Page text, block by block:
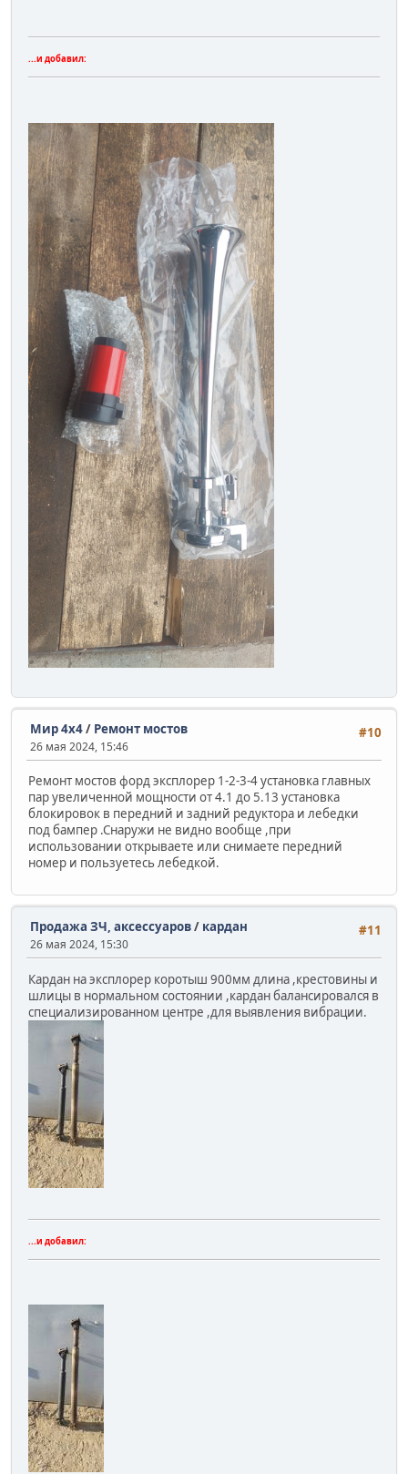
...и добавил:
#10
Мир 4х4/ Ремонт мостов
26 мая 2024, 15:46
Ремонт мостов форд эксплорер 1-2-3-4 установка главных
пар увеличенной мощности от 4.1 до 5.13 установка
блокировок в передний и задний редуктора и лебедки
под бампер .Снаружи не видно вообще ,при
использовании открываете или снимаете передний
номер и пользуетесь лебедкой.
#11
Продажа ЗЧ, аксессуаров/ кардан
26 мая 2024, 15:30
Кардан на эксплорер коротыш 900мм длина ,крестовины и
шлицы в нормальном состоянии ,кардан балансировался в
специализированном центре ,для выявления вибрации.
...и добавил: